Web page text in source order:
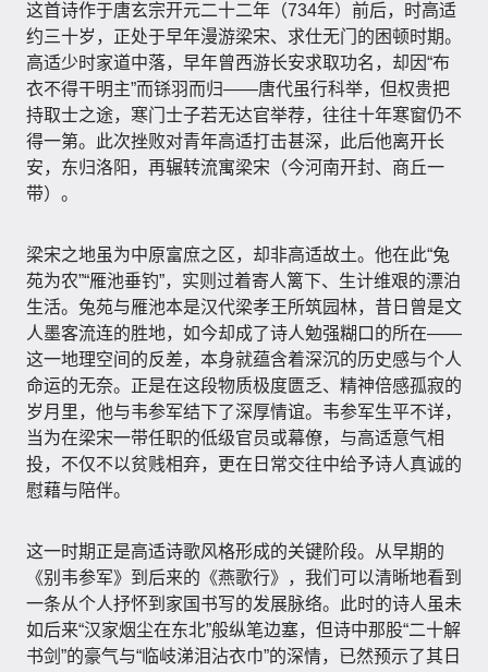
这首诗作于唐玄宗开元二十二年（734年）前后，时高适
约三十岁，正处于早年漫游梁宋、求仕无门的困顿时期。
高适少时家道中落，早年曾西游长安求取功名，却因“布
衣不得干明主”而铩羽而归——唐代虽行科举，但权贵把
持取士之途，寒门士子若无达官举荐，往往十年寒窗仍不
得一第。此次挫败对青年高适打击甚深，此后他离开长
安，东归洛阳，再辗转流寓梁宋（今河南开封、商丘一
带）。
梁宋之地虽为中原富庶之区，却非高适故土。他在此“兔
苑为农”“雁池垂钓”，实则过着寄人篱下、生计维艰的漂泊
生活。兔苑与雁池本是汉代梁孝王所筑园林，昔日曾是文
人墨客流连的胜地，如今却成了诗人勉强糊口的所在——
这一地理空间的反差，本身就蕴含着深沉的历史感与个人
命运的无奈。正是在这段物质极度匮乏、精神倍感孤寂的
岁月里，他与韦参军结下了深厚情谊。韦参军生平不详，
当为在梁宋一带任职的低级官员或幕僚，与高适意气相
投，不仅不以贫贱相弃，更在日常交往中给予诗人真诚的
慰藉与陪伴。
这一时期正是高适诗歌风格形成的关键阶段。从早期的
《别韦参军》到后来的《燕歌行》，我们可以清晰地看到
一条从个人抒怀到家国书写的发展脉络。此时的诗人虽未
如后来“汉家烟尘在东北”般纵笔边塞，但诗中那股“二十解
书剑”的豪气与“临岐涕泪沾衣巾”的深情，已然预示了其日